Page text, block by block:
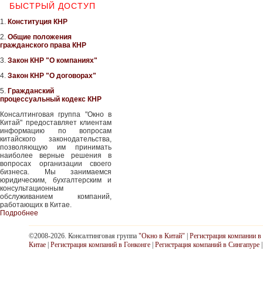
БЫСТРЫЙ ДОСТУП
1. Конституция КНР
2. Общие положения
гражданского права КНР
3. Закон КНР "О компаниях"
4. Закон КНР "О договорах"
5. Гражданский
процессуальный кодекс КНР
Консалтинговая группа "Окно в
Китай" предоставляет клиентам
информацию по вопросам
китайского законодательства,
позволяющую им принимать
наиболее верные решения в
вопросах организации своего
бизнеса. Мы занимаемся
юридическим, бухгалтерским и
консультационным
обслуживанием компаний,
работающих в Китае.
Подробнее
©2008-2026. Консалтинговая группа "Окно в Китай" | Регистрация компании в
Китае | Регистрация компаний в Гонконге | Регистрация компаний в Сингапуре